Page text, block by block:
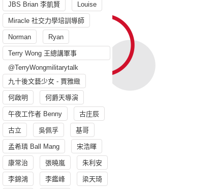
JBS Brian 李凱賢 Louise
Miracle 社交力學培訓導師
Norman Ryan
Terry Wong 王總講軍事
@TerryWongmilitarytalk
九十後文藝少女 - 賈雅緻
何啟明 何爵天導演
午夜工作者 Benny 古庄辰
古立 吳佩孚 基哥
孟希璘 Ball Mang 宋浩暉
康常治 張曉嵐 朱利安
李錦鴻 李鑑峰 梁天琦